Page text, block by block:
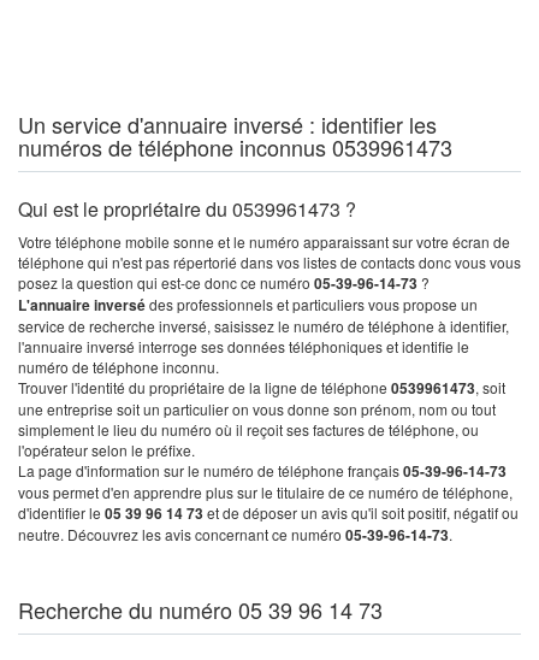
Un service d'annuaire inversé : identifier les
numéros de téléphone inconnus 0539961473
Qui est le propriétaire du 0539961473 ?
Votre téléphone mobile sonne et le numéro apparaissant sur votre écran de
téléphone qui n'est pas répertorié dans vos listes de contacts donc vous vous
posez la question qui est-ce donc ce numéro 05-39-96-14-73 ?
L'annuaire inversédes professionnels et particuliers vous propose un
service de recherche inversé, saisissez le numéro de téléphone à identifier,
l'annuaire inversé interroge ses données téléphoniques et identifie le
numéro de téléphone inconnu.
Trouver l'identité du propriétaire de la ligne de téléphone 0539961473, soit
une entreprise soit un particulier on vous donne son prénom, nom ou tout
simplement le lieu du numéro où il reçoit ses factures de téléphone, ou
l'opérateur selon le préfixe.
La page d'information sur le numéro de téléphone français05-39-96-14-73
vous permet d'en apprendre plus sur le titulaire de ce numéro de téléphone,
d'identifier le 05 39 96 14 73et de déposer un avis qu'il soit positif, négatif ou
neutre. Découvrez les avis concernant ce numéro 05-39-96-14-73.
Recherche du numéro 05 39 96 14 73